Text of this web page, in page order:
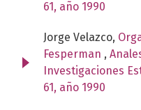
61, año 1990
Jorge Velazco,
Fesperman ,
Investigaciones
61, año 1990